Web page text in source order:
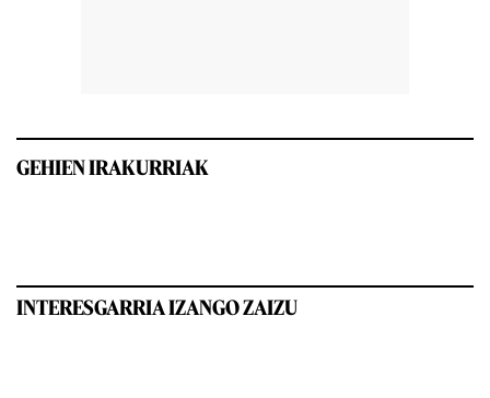
GEHIEN IRAKURRIAK
INTERESGARRIA IZANGO ZAIZU